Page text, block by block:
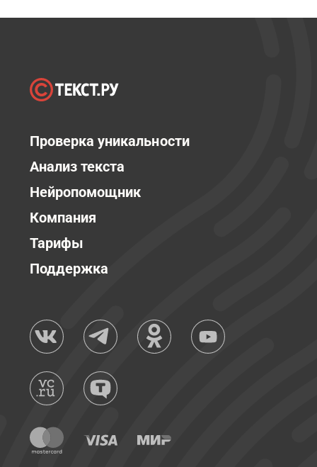
Проверка уникальности
Анализ текста
Нейропомощник
Компания
Тарифы
Поддержка